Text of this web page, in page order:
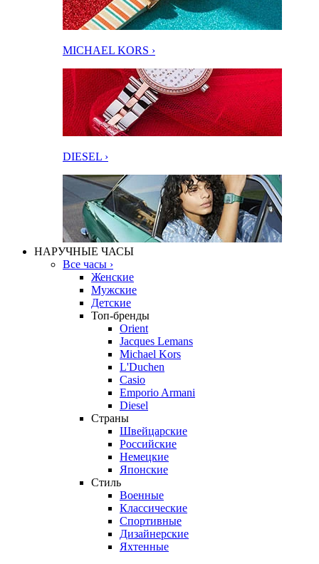
MICHAEL KORS ›
DIESEL ›
НАРУЧНЫЕ ЧАСЫ
Все часы ›
Женские
Мужские
Детские
Топ-бренды
Orient
Jacques Lemans
Michael Kors
L'Duchen
Casio
Emporio Armani
Diesel
Страны
Швейцарские
Российские
Немецкие
Японские
Стиль
Военные
Классические
Спортивные
Дизайнерские
Яхтенные